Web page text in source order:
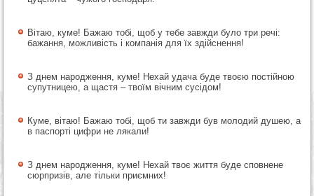
Вітаю, куме! Бажаю тобі, щоб у тебе завжди було три речі:
бажання, можливість і компанія для їх здійснення!
З днем народження, куме! Нехай удача буде твоєю постійною
супутницею, а щастя – твоїм вічним сусідом!
Куме, вітаю! Бажаю тобі, щоб ти завжди був молодий душею, а
в паспорті цифри не лякали!
З днем народження, куме! Нехай твоє життя буде сповнене
сюрпризів, але тільки приємних!